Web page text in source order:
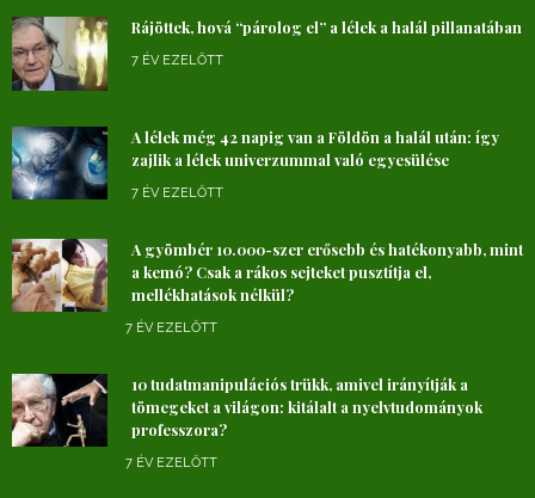
Rájöttek, hová “párolog el” a lélek a halál pillanatában
7 ÉV EZELŐTT
A lélek még 42 napig van a Földön a halál után: így
zajlik a lélek univerzummal való egyesülése
7 ÉV EZELŐTT
A gyömbér 10.000-szer erősebb és hatékonyabb, mint
a kemó? Csak a rákos sejteket pusztítja el,
mellékhatások nélkül?
7 ÉV EZELŐTT
10 tudatmanipulációs trükk, amivel irányítják a
tömegeket a világon: kitálalt a nyelvtudományok
professzora?
7 ÉV EZELŐTT